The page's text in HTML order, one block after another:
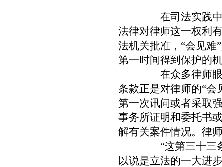
在司法实践中，难
法律对律师这一权利
法机关批准，“会见难
第一时间得到保护的
在众多律师眼里，
条款正是对律师的“会
第一次讯问或者采取
事务所证明和委托书
解有关案件情况。律
“这第三十三条的
以说是立法的一大进